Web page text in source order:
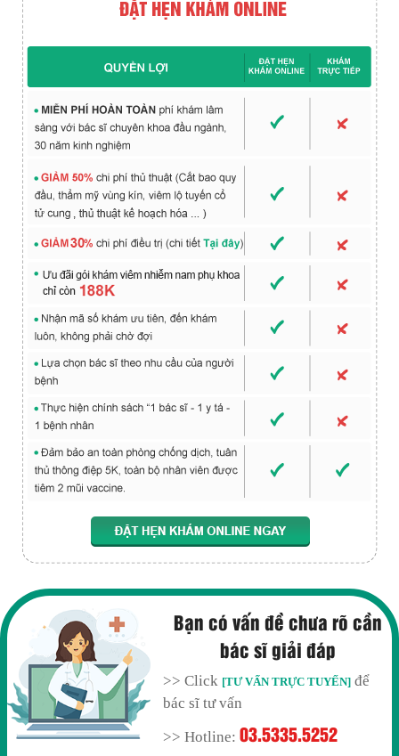
Bạn có vấn đề chưa rõ cần
bác sĩ giải đáp
>> Click [TƯ VẤN TRỰC TUYẾN] để
bác sĩ tư vấn
>> Hotline:03.5335.5252